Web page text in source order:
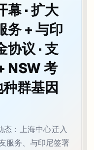
申请流程；为在读和毕业校
核心城市，悉尼大学以此
更强的中国本地支点
2026-04-22
金协议：赞助本
亚
一；澳洲高校近年加速东南
· 扩大
务 + 与印
议 · 支
NSW 考
种群基因
：上海中心迁入
服务、与印尼签署